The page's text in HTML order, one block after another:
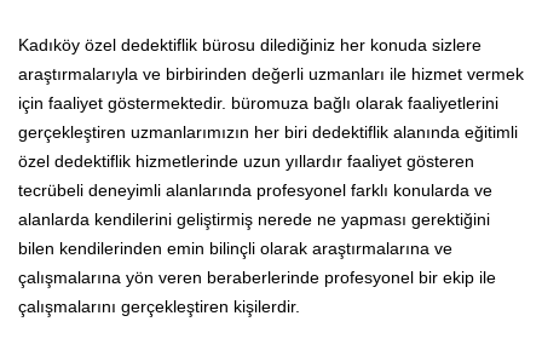
Kadıköy özel dedektiflik bürosu dilediğiniz her konuda sizlere
araştırmalarıyla ve birbirinden değerli uzmanları ile hizmet vermek
için faaliyet göstermektedir. büromuza bağlı olarak faaliyetlerini
gerçekleştiren uzmanlarımızın her biri dedektiflik alanında eğitimli
özel dedektiflik hizmetlerinde uzun yıllardır faaliyet gösteren
tecrübeli deneyimli alanlarında profesyonel farklı konularda ve
alanlarda kendilerini geliştirmiş nerede ne yapması gerektiğini
bilen kendilerinden emin bilinçli olarak araştırmalarına ve
çalışmalarına yön veren beraberlerinde profesyonel bir ekip ile
çalışmalarını gerçekleştiren kişilerdir.